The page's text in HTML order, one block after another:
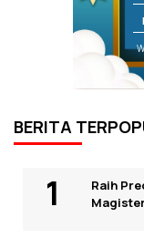
BERITA
Raih